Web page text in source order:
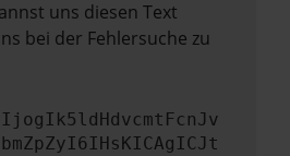
uns diesen Text
bei der Fehlersuche zu